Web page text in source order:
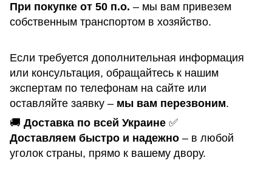
При покупке от 50 п.о. – мы вам привезем
собственным транспортом в хозяйство.
Если требуется дополнительная информация
или консультация, обращайтесь к нашим
экспертам по телефонам на сайте или
оставляйте заявку – мы вам перезвоним.
🚚 Доставка по всей Украине ✅
Доставляем быстро и надежно – в любой
уголок страны, прямо к вашему двору.